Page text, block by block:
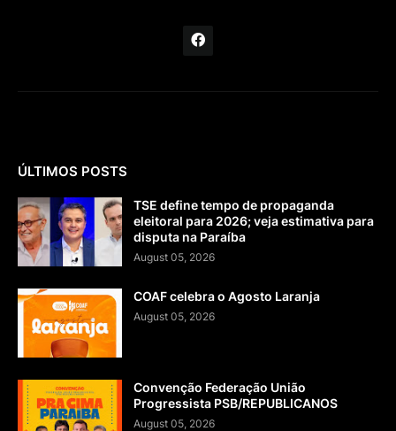
ÚLTIMOS POSTS
TSE define tempo de propaganda
eleitoral para 2026; veja estimativa para
disputa na Paraíba
August 05, 2026
COAF celebra o Agosto Laranja
August 05, 2026
Convenção Federação União
Progressista PSB/REPUBLICANOS
August 05, 2026